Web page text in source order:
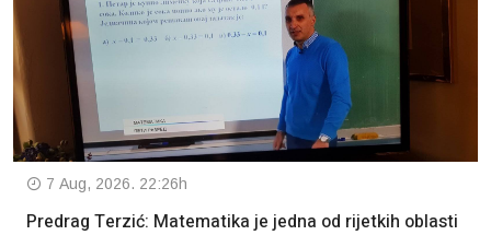
7 Aug, 2026. 22:26h
Predrag Terzić: Matematika je jedna od rijetkih oblasti